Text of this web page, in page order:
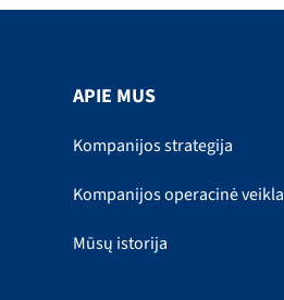
APIE MUS
Kompanijos strategija
Kompanijos operacinė veikla
Mūsų istorija